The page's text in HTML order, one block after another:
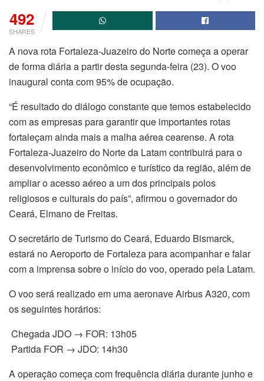
492
SHARES
A nova rota Fortaleza-Juazeiro do Norte começa a operar
de forma diária a partir desta segunda-feira (23). O voo
inaugural conta com 95% de ocupação.
“É resultado do diálogo constante que temos estabelecido
com as empresas para garantir que importantes rotas
fortaleçam ainda mais a malha aérea cearense. A rota
Fortaleza-Juazeiro do Norte da Latam contribuirá para o
desenvolvimento econômico e turístico da região, além de
ampliar o acesso aéreo a um dos principais polos
religiosos e culturais do país”, afirmou o governador do
Ceará, Elmano de Freitas.
O secretário de Turismo do Ceará, Eduardo Bismarck,
estará no Aeroporto de Fortaleza para acompanhar e falar
com a imprensa sobre o início do voo, operado pela Latam.
O voo será realizado em uma aeronave Airbus A320, com
os seguintes horários:
Chegada JDO → FOR: 13h05
Partida FOR → JDO: 14h30
A operação começa com frequência diária durante junho e